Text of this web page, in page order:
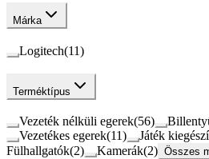
Márka
Logitech(11)
Terméktípus
Vezeték nélküli egerek(56)
Vezetékes egerek(11) Játék
Fülhallgatók(2) Kamerák(2) Összes